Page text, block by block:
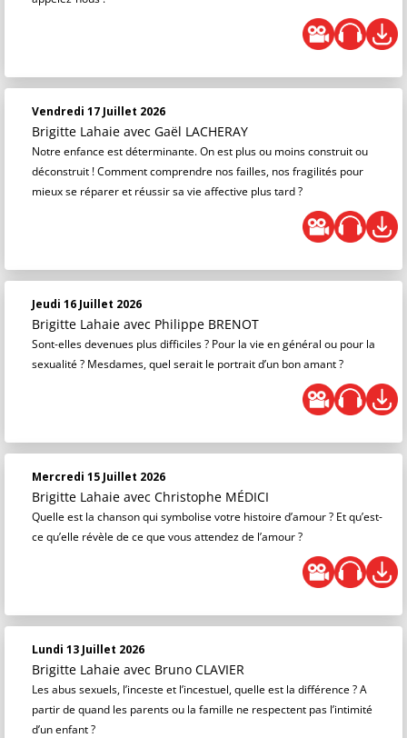
Vendredi 17 Juillet 2026
Brigitte Lahaie avec Gaël LACHERAY
Notre enfance est déterminante. On est plus ou moins construit ou
déconstruit ! Comment comprendre nos failles, nos fragilités pour
mieux se réparer et réussir sa vie affective plus tard ?
Jeudi 16 Juillet 2026
Brigitte Lahaie avec Philippe BRENOT
Sont-elles devenues plus difficiles ? Pour la vie en général ou pour la
sexualité ? Mesdames, quel serait le portrait d’un bon amant ?
Mercredi 15 Juillet 2026
Brigitte Lahaie avec Christophe MÉDICI
Quelle est la chanson qui symbolise votre histoire d’amour ? Et qu’est-
ce qu’elle révèle de ce que vous attendez de l’amour ?
Lundi 13 Juillet 2026
Brigitte Lahaie avec Bruno CLAVIER
Les abus sexuels, l’inceste et l’incestuel, quelle est la différence ? A
partir de quand les parents ou la famille ne respectent pas l’intimité
d’un enfant ?